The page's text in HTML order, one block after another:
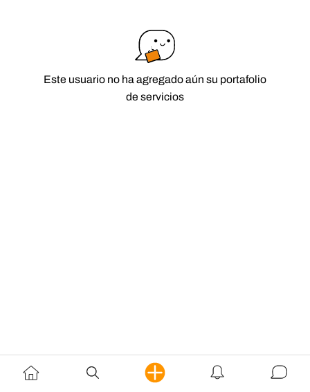
Este usuario no ha agregado aún su portafolio
de servicios